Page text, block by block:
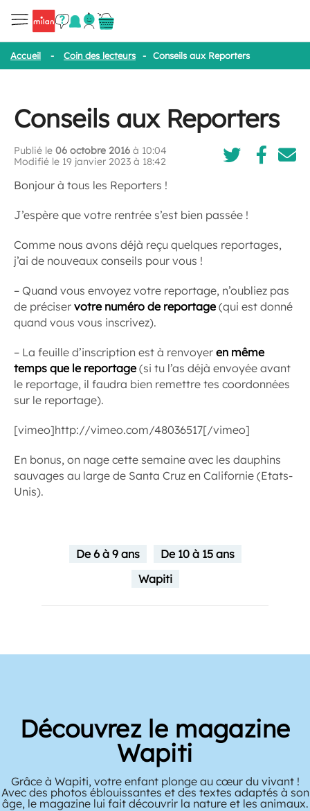
Accueil - Coin des lecteurs - Conseils aux Reporters
Conseils aux Reporters
Publié le 06 octobre 2016 à 10:04
Modifié le 19 janvier 2023 à 18:42
Bonjour à tous les Reporters !
J’espère que votre rentrée s’est bien passée !
Comme nous avons déjà reçu quelques reportages,
j’ai de nouveaux conseils pour vous !
– Quand vous envoyez votre reportage, n’oubliez pas
de préciser votre numéro de reportage(qui est donné
quand vous vous inscrivez).
– La feuille d’inscription est à renvoyer en même
temps que le reportage(si tu l’as déjà envoyée avant
le reportage, il faudra bien remettre tes coordonnées
sur le reportage).
[vimeo]http://vimeo.com/48036517[/vimeo]
En bonus, on nage cette semaine avec les dauphins
sauvages au large de Santa Cruz en Californie (Etats-
Unis).
De 6 à 9 ans
De 10 à 15 ans
Wapiti
Découvrez le magazine
Wapiti
Grâce à Wapiti, votre enfant plonge au cœur du vivant !
Avec des photos éblouissantes et des textes adaptés à son
âge, le magazine lui fait découvrir la nature et les animaux.